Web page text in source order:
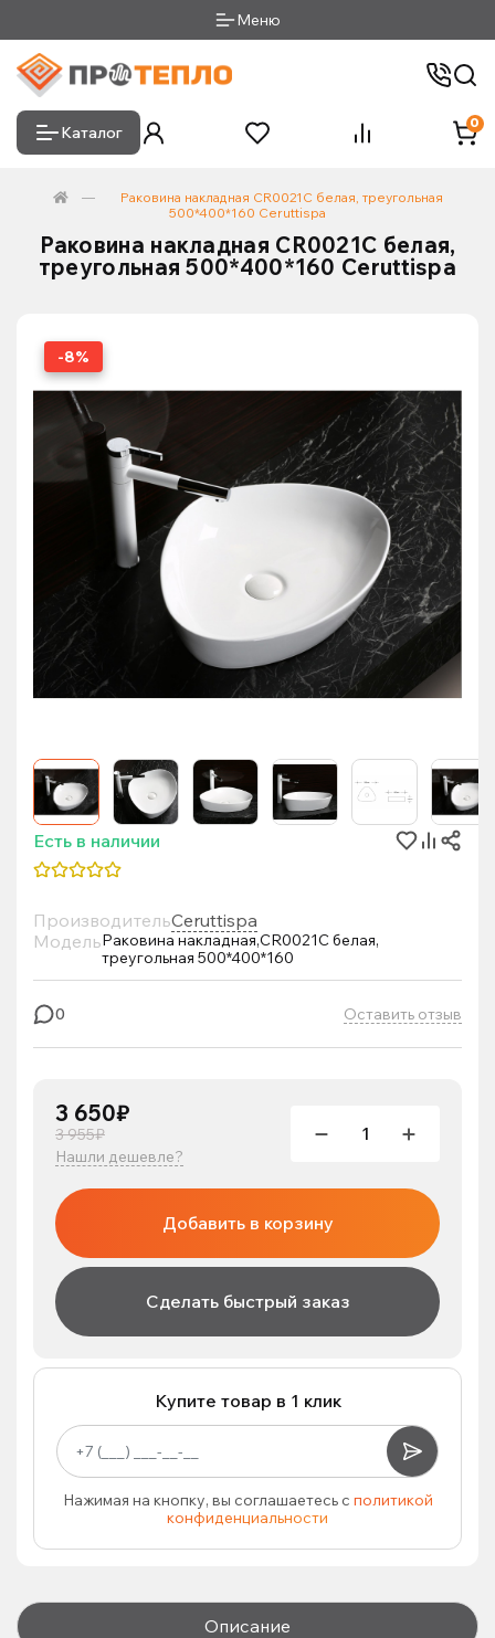
Меню
Каталог
0
Раковина накладная CR0021C белая, треугольная
500*400*160 Ceruttispa
Раковина накладная CR0021C белая,
треугольная 500*400*160 Ceruttispa
-8%
Есть в наличии
ПроизводительCeruttispa
МодельРаковина накладная,CR0021C белая,
треугольная 500*400*160
0 Оставить отзыв
3 650₽
3 955₽
Нашли дешевле?
Добавить в корзину
Сделать быстрый заказ
Купите товар в 1 клик
Нажимая на кнопку, вы соглашаетесь с политикой
конфиденциальности
Описание